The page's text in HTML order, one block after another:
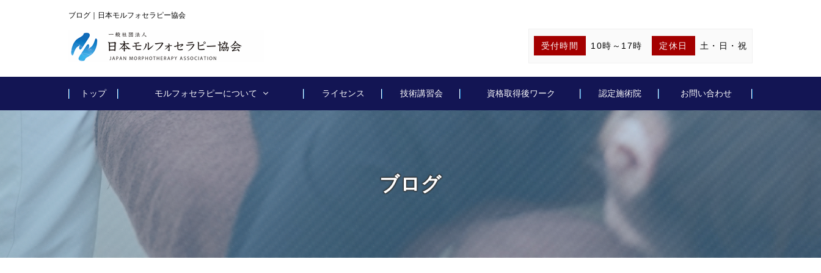
ブログ｜日本モルフォセラピー協会
受付時間 10時～17時 定休日 土・日・祝
トップ モルフォセラピーについて ライセンス 技術講習会 資格取得後ワーク 認定施術院 お問い合わせ
ブログ